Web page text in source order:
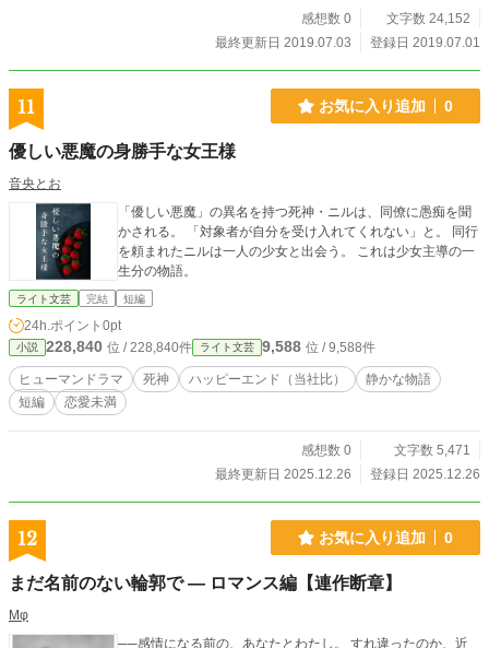
感想数 0
文字数 24,152
最終更新日 2019.07.03
登録日 2019.07.01
11 お気に入り追加 0
優しい悪魔の身勝手な女王様
音央とお
「優しい悪魔」の異名を持つ死神・ニルは、同僚に愚痴を聞
かされる。 「対象者が自分を受け入れてくれない」と。 同行
を頼まれたニルは一人の少女と出会う。 これは少女主導の一
生分の物語。
ライト文芸 完結 短編
24h.ポイント 0pt
小説 228,840 位 / 228,840件 ライト文芸 9,588 位 / 9,588件
ヒューマンドラマ 死神 ハッピーエンド（当社比）
静かな物語
短編
恋愛未満
感想数 0
文字数 5,471
最終更新日 2025.12.26
登録日 2025.12.26
12 お気に入り追加 0
まだ名前のない輪郭で ― ロマンス編【連作断章】
Mφ
──感情になる前の、あなたとわたし。 すれ違ったのか、近